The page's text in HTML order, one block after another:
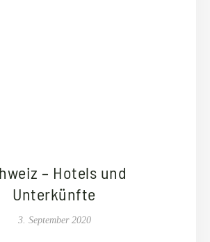
– Hotels und
Unterkünfte
3. September 2020